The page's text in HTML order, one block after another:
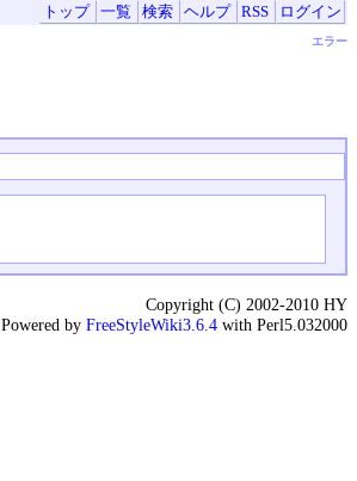
トップ 一覧 検索 ヘルプ RSS ログイン
エラー
Copyright (C) 2002-2010 HY
Powered by FreeStyleWiki3.6.4 with Perl5.032000